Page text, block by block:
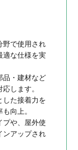
野で使用され
適な仕様を実
品・建材など
します。
した接着力を
向上。
プや、屋外使
ンアップされ